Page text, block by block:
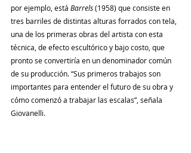
por ejemplo, está Barrels (1958) que consiste en
tres barriles de distintas alturas forrados con tela,
una de los primeras obras del artista con esta
técnica, de efecto escultórico y bajo costo, que
pronto se convertiría en un denominador común
de su producción. “Sus primeros trabajos son
importantes para entender el futuro de su obra y
cómo comenzó a trabajar las escalas”, señala
Giovanelli.